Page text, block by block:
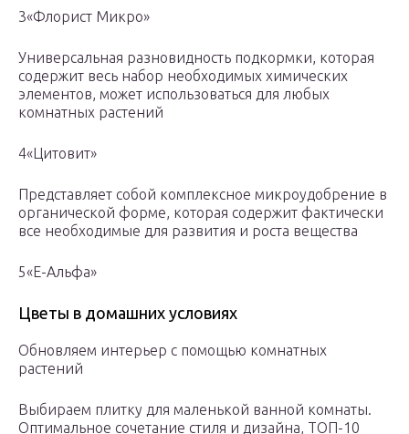
3«Флорист Микро»
Универсальная разновидность подкормки, которая
содержит весь набор необходимых химических
элементов, может использоваться для любых
комнатных растений
4«Цитовит»
Представляет собой комплексное микроудобрение в
органической форме, которая содержит фактически
все необходимые для развития и роста вещества
5«Е-Альфа»
Цветы в домашних условиях
Обновляем интерьер с помощью комнатных
растений
Выбираем плитку для маленькой ванной комнаты.
Оптимальное сочетание стиля и дизайна, ТОП-10